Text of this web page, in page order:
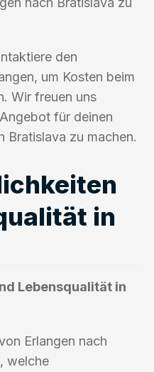
den
um Kosten beim
Wir freuen uns
für deinen
Bratislava zu machen.
in
Lebensqualität in
Erlangen nach
welche